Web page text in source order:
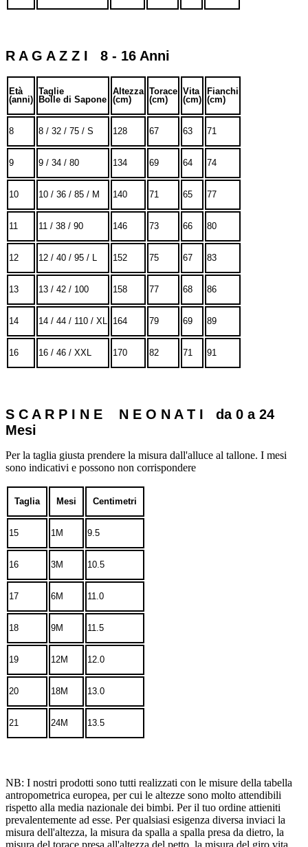
R A G A Z Z I 8 - 16 Anni
Età
(anni)
Taglie
Bolle di Sapone
Altezza
(cm)
Torace
(cm)
Vita
(cm)
Fianchi
(cm)
8 8 / 32 / 75 / S 128 67 63 71
9 9 / 34 / 80 134 69 64 74
10 10 / 36 / 85 / M 140 71 65 77
11 11 / 38 / 90 146 73 66 80
12 12 / 40 / 95 / L 152 75 67 83
13 13 / 42 / 100 158 77 68 86
14 14 / 44 / 110 / XL 164 79 69 89
16 16 / 46 / XXL 170 82 71 91
S C A R P I N E N E O N A T I da 0 a 24
Mesi
Per la taglia giusta prendere la misura dall'alluce al tallone. I mesi
sono indicativi e possono non corrispondere
Taglia Mesi Centimetri
15 1M 9.5
16 3M 10.5
17 6M 11.0
18 9M 11.5
19 12M 12.0
20 18M 13.0
21 24M 13.5
NB: I nostri prodotti sono tutti realizzati con le misure della tabella
antropometrica europea, per cui le altezze sono molto attendibili
rispetto alla media nazionale dei bimbi. Per il tuo ordine attieniti
prevalentemente ad esse. Per qualsiasi esigenza diversa inviaci la
misura dell'altezza, la misura da spalla a spalla presa da dietro, la
misura del torace presa all'altezza del petto, la misura del giro vita